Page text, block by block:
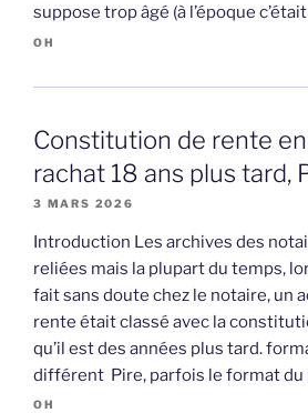
suppose trop âgé (à l’époque
OH
Constitution de rente
rachat 18 ans plus tard,
3 MARS 2026
Introduction Les archives des
reliées mais la plupart du temps,
fait sans doute chez le notaire, un
rente était classé avec la
qu’il est des années plus tard.
différent Pire, parfois le format du
OH